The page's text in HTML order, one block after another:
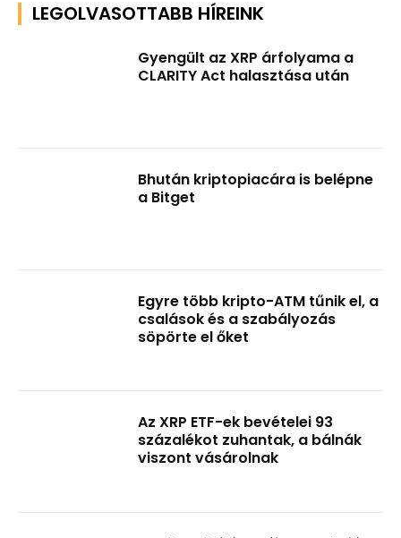
LEGOLVASOTTABB HÍREINK
Gyengült az XRP árfolyama a
CLARITY Act halasztása után
Bhután kriptopiacára is belépne
a Bitget
Egyre több kripto-ATM tűnik el, a
csalások és a szabályozás
söpörte el őket
Az XRP ETF-ek bevételei 93
százalékot zuhantak, a bálnák
viszont vásárolnak